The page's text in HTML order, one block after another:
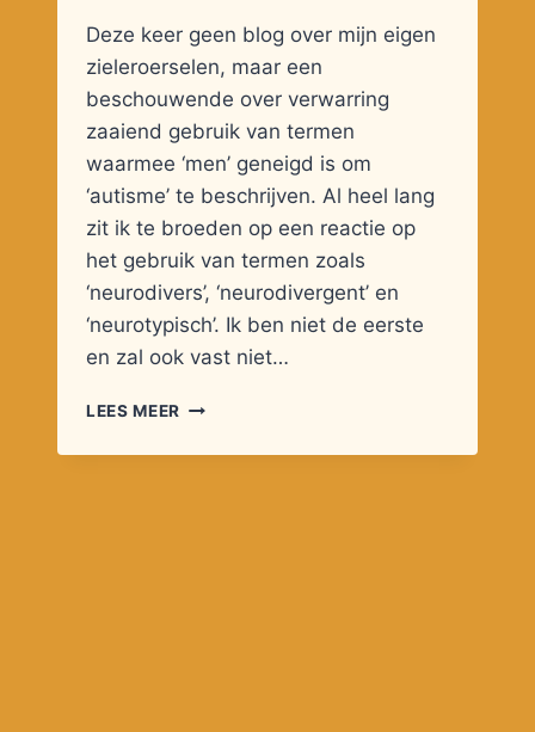
Deze keer geen blog over mijn eigen
zieleroerselen, maar een
beschouwende over verwarring
zaaiend gebruik van termen
waarmee ‘men’ geneigd is om
‘autisme’ te beschrijven. Al heel lang
zit ik te broeden op een reactie op
het gebruik van termen zoals
‘neurodivers’, ‘neurodivergent’ en
‘neurotypisch’. Ik ben niet de eerste
en zal ook vast niet…
LEES MEER WANDELENDE